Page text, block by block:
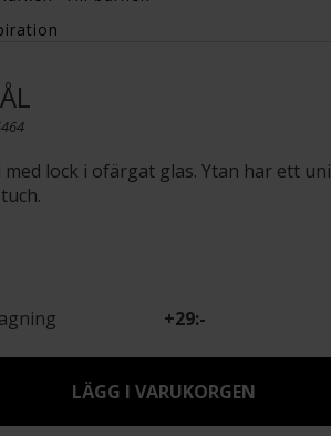
med lock i ofärgat glas. Ytan har ett
+29:-
LÄGG I VARUKORGEN